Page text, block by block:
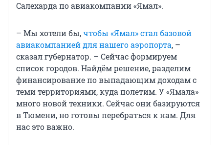
Салехарда по авиакомпании «Ямал».
– Мы хотели бы,чтобы «Ямал» стал базовой
авиакомпанией для нашего аэропорта, –
сказал губернатор. – Сейчас формируем
список городов. Найдём решение, разделим
финансирование по выпадающим доходам с
теми территориями, куда полетим. У «Ямала»
много новой техники. Сейчас они базируются
в Тюмени, но готовы перебраться к нам. Для
нас это важно.